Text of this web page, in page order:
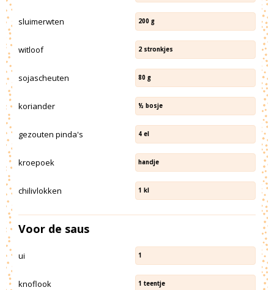
sluimerwten 200 g
witloof 2 stronkjes
sojascheuten 80 g
koriander ½ bosje
gezouten pinda's 4 el
kroepoek handje
chilivlokken 1 kl
Voor de saus
ui 1
knoflook 1 teentje